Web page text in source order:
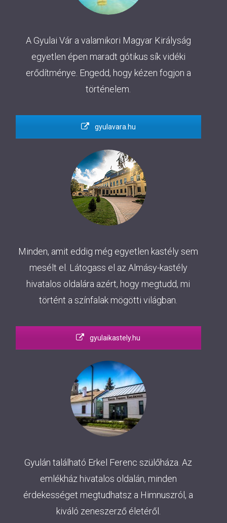
A Gyulai Vár a valamikori Magyar Királyság
egyetlen épen maradt gótikus sík vidéki
erődítménye. Engedd, hogy kézen fogjon a
történelem.
gyulavara.hu
Minden, amit eddig még egyetlen kastély sem
mesélt el. Látogass el az Almásy-kastély
hivatalos oldalára azért, hogy megtudd, mi
történt a színfalak mögötti világban.
gyulaikastely.hu
Gyulán található Erkel Ferenc szülőháza. Az
emlékház hivatalos oldalán, minden
érdekességet megtudhatsz a Himnuszról, a
kiváló zeneszerző életéről.